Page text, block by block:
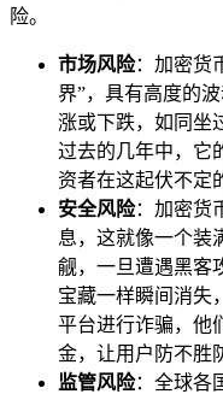
险。
市场风险：加密货
界”，具有高度的
涨或下跌，如同坐
过去的几年中，它
资者在这起伏不定
安全风险：加密货
息，这就像一个装
觎，一旦遭遇黑客
宝藏一样瞬间消失
平台进行诈骗，他
金，让用户防不胜
监管风险：全球各